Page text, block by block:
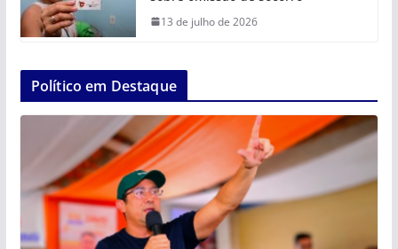
13 de julho de 2026
Político em Destaque